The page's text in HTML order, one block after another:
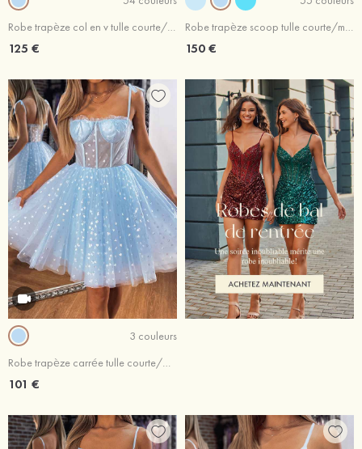
Robe trapèze col en v tulle courte/mini robe de fête de la rentrée
125 €
Robe trapèze scoop tulle courte/mini robe de fête de la rentrée
150 €
3 couleurs
Robe trapèze carrée tulle courte/mini robe de fête de la rentrée
101 €